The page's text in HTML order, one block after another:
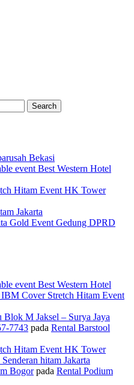
Search
Bekasi
event Best Western Hotel
Hitam Event HK Tower
Jakarta
Gold Event Gedung DPRD
event Best Western Hotel
Cover Stretch Hitam Event
M Jaksel – Surya Jaya
7743 pada Rental Barstool
Hitam Event HK Tower
hitam Jakarta
Bogorpada Rental Podium